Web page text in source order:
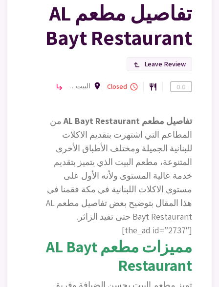
تفاصيل مطعم AL
Bayt Restaurant
Leave Review
subdirectory_arrow_left
0.0
restaurant مطاعم
query_builder
Closed
room البيت، Palace Downtown Sheikh Mohammed Bin Rashed Boulevard, Downtown Dubai, 9770 - دبي - الإمارات العربية المتحدة subdirectory_arrow_right
تفاصيل مطعم AL Bayt Restaurant من
المطاعم التي اشتهرت بتقديم الاكلات
للبنانية الجميلة ومختلف الأطباق الأخرى
المتنوعة، مطعم البيت الذي يتميز بتقديم
خدمة عالية المستوى ولأنه الأول على
مستوى الاكلات اللبنانية في مكة فقمنا في
هذا المقال بتوضيح بعض تفاصيل مطعم AL
Bayt Restaurant حتى تفيد الزائر.
[the_ad id=”2737″]
مميزات مطعمAL Bayt
Restaurant